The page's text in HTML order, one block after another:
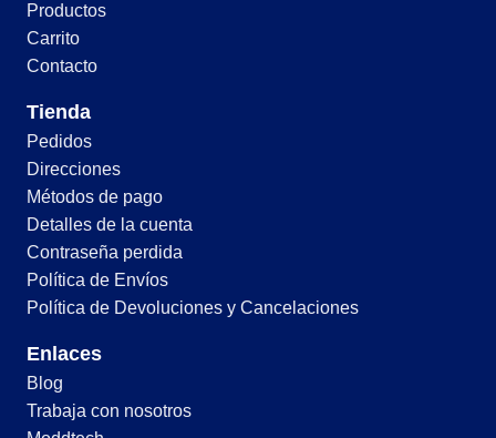
Productos
Carrito
Contacto
Tienda
Pedidos
Direcciones
Métodos de pago
Detalles de la cuenta
Contraseña perdida
Política de Envíos
Política de Devoluciones y Cancelaciones
Enlaces
Blog
Trabaja con nosotros